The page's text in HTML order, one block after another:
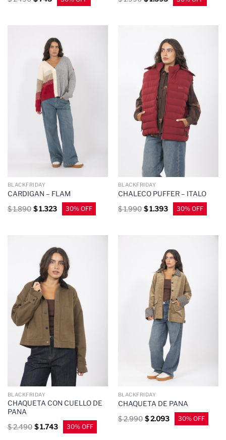
BLACKFRIDAY
CARDIGAN – FLAM
$1.890 $1.323
BLACKFRIDAY
CHALECO PUFFER – ITALO
$1.990 $1.393
BLACKFRIDAY
CHAQUETA CON CUELLO DE
PANA
$2.490 $1.743
BLACKFRIDAY
CHAQUETA DE PANA
$2.990 $2.093